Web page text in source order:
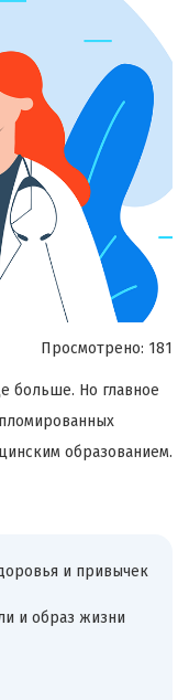
Просмотрено: 181
больше. Но главное
образованием.
и привычек
и образ жизни
данных